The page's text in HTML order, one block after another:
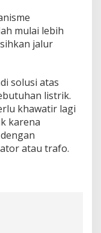
mulai lebih
jalur
solusi atas
listrik.
khawatir lagi
karena
atau trafo.